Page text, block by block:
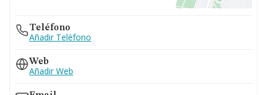
Teléfono
Añadir Teléfono
Web
Añadir Web